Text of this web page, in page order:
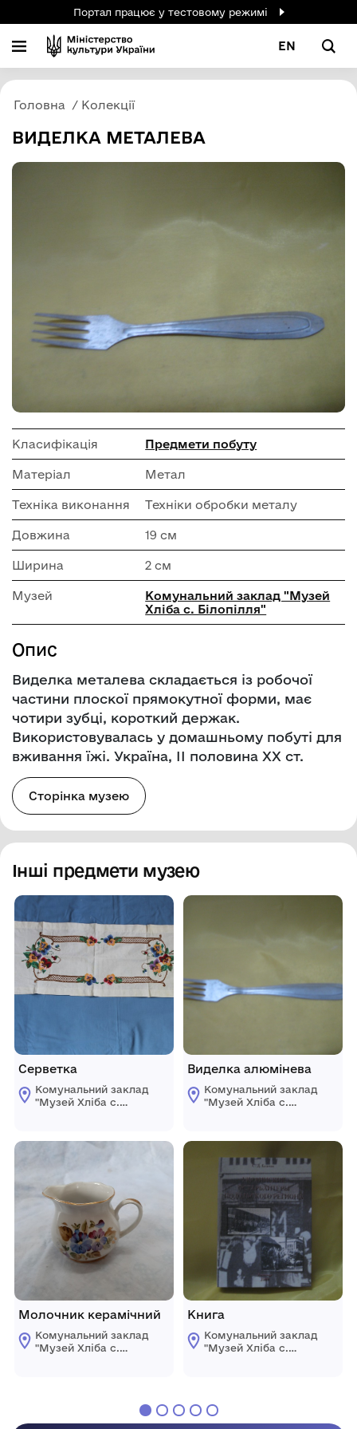
Портал працює у тестовому режимі
EN
Головна Колекції
ВИДЕЛКА МЕТАЛЕВА
Класифікація Предмети побуту
Матеріал Метал
Техніка виконання Техніки обробки металу
Довжина 19 см
Ширина 2 см
Музей
Комунальний заклад "Музей
Хліба с. Білопілля"
Опис
Виделка металева складається із робочої
частини плоскої прямокутної форми, має
чотири зубці, короткий держак.
Використовувалась у домашньому побуті для
вживання їжі. Україна, ІІ половина ХХ ст.
Сторінка музею
Інші предмети музею
Серветка
Комунальний заклад
"Музей Хліба с.
Молочник керамічний
Комунальний заклад
"Музей Хліба с.
Виделка алюмінева
Комунальний заклад
"Музей Хліба с.
Книга
Комунальний заклад
"Музей Хліба с.